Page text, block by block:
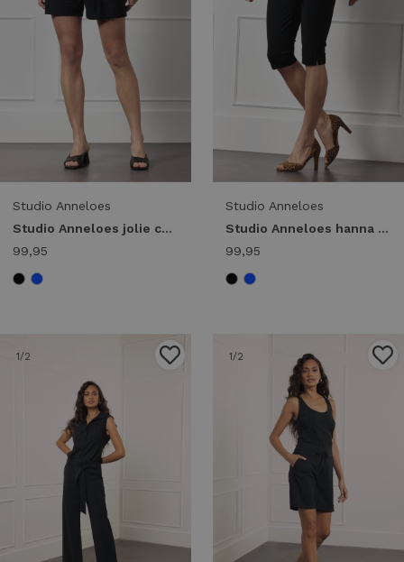
Studio Anneloes
Studio Anneloes jolie cargo shorts 91531 Korte broeken 9000 black
99,95
Studio Anneloes
Studio Anneloes hanna capri trousers 91533 Capri 9000 black
99,95
1/2 1/2